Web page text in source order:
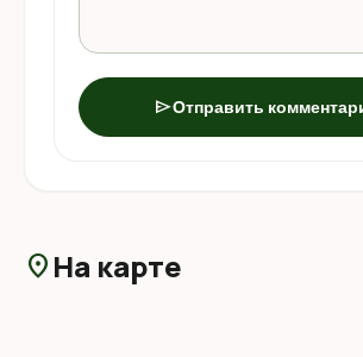
sendОтправить
location_on На карте